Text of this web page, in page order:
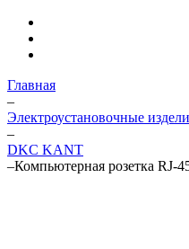
Главная
–
Электроустановочные
–
DKC KANT
–Компьютерная розетка RJ-